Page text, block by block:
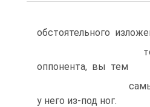
Начав
обстоятельного
точки
оппонента, вы тем
самым
у него из-под ног.